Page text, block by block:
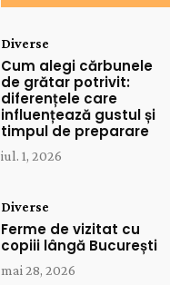
Diverse
Cum alegi cărbunele
de grătar potrivit:
diferențele care
influențează gustul și
timpul de preparare
iul. 1, 2026
Diverse
Ferme de vizitat cu
copiii lângă București
mai 28, 2026